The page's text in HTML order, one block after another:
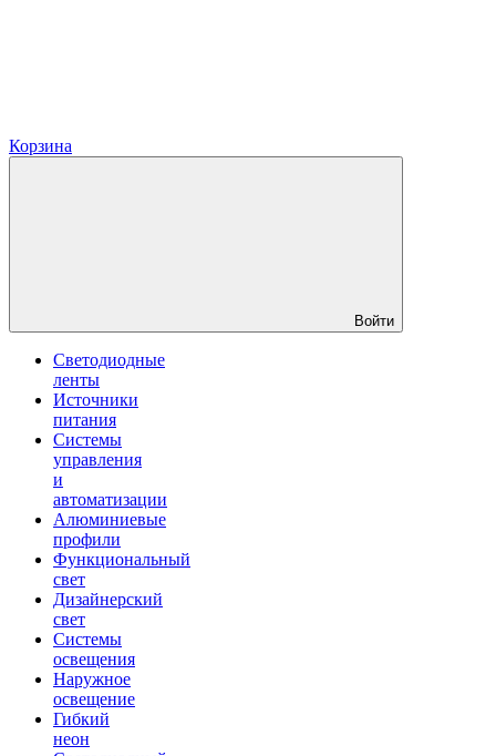
Корзина
Войти
Светодиодные
ленты
Источники
питания
Системы
управления
и
автоматизации
Алюминиевые
профили
Функциональный
свет
Дизайнерский
свет
Системы
освещения
Наружное
освещение
Гибкий
неон